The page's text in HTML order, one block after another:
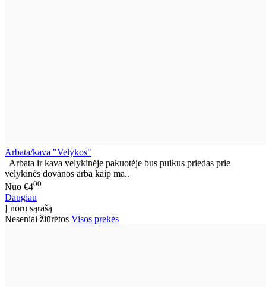
Arbata/kava "Velykos"
Arbata ir kava velykinėje pakuotėje bus puikus priedas prie
velykinės dovanos arba kaip ma..
Nuo €400
Daugiau
Į norų sąrašą
Neseniai žiūrėtos Visos prekės